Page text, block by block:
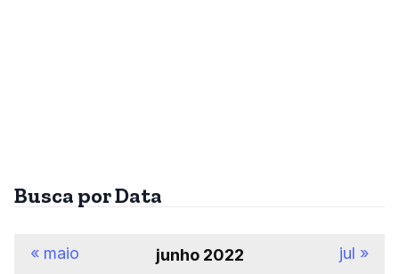
Busca por Data
junho 2022
« maio jul »